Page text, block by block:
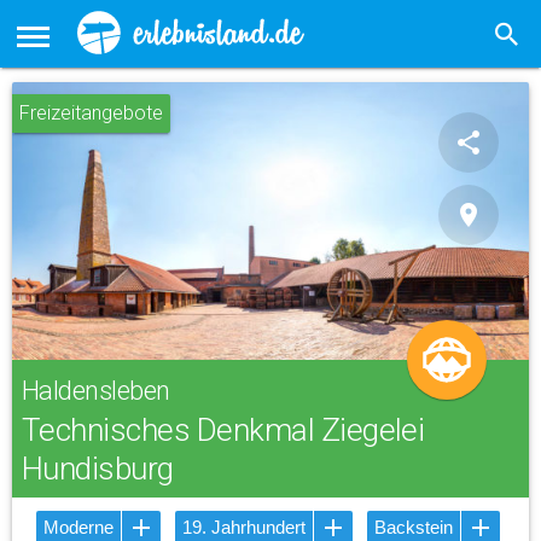
Freizeitangebote
Haldensleben
Technisches Denkmal Ziegelei
Hundisburg
share
place
Moderne 19. Jahrhundert
Backstein